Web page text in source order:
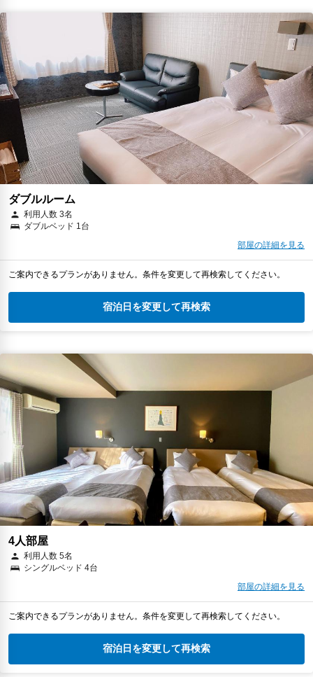
ダブルルーム
利用人数 3名
ダブルベッド 1台
部屋の詳細を見る
ご案内できるプランがありません。条件を変更して再検索してください。
宿泊日を変更して再検索
4人部屋
利用人数 5名
シングルベッド 4台
部屋の詳細を見る
ご案内できるプランがありません。条件を変更して再検索してください。
宿泊日を変更して再検索